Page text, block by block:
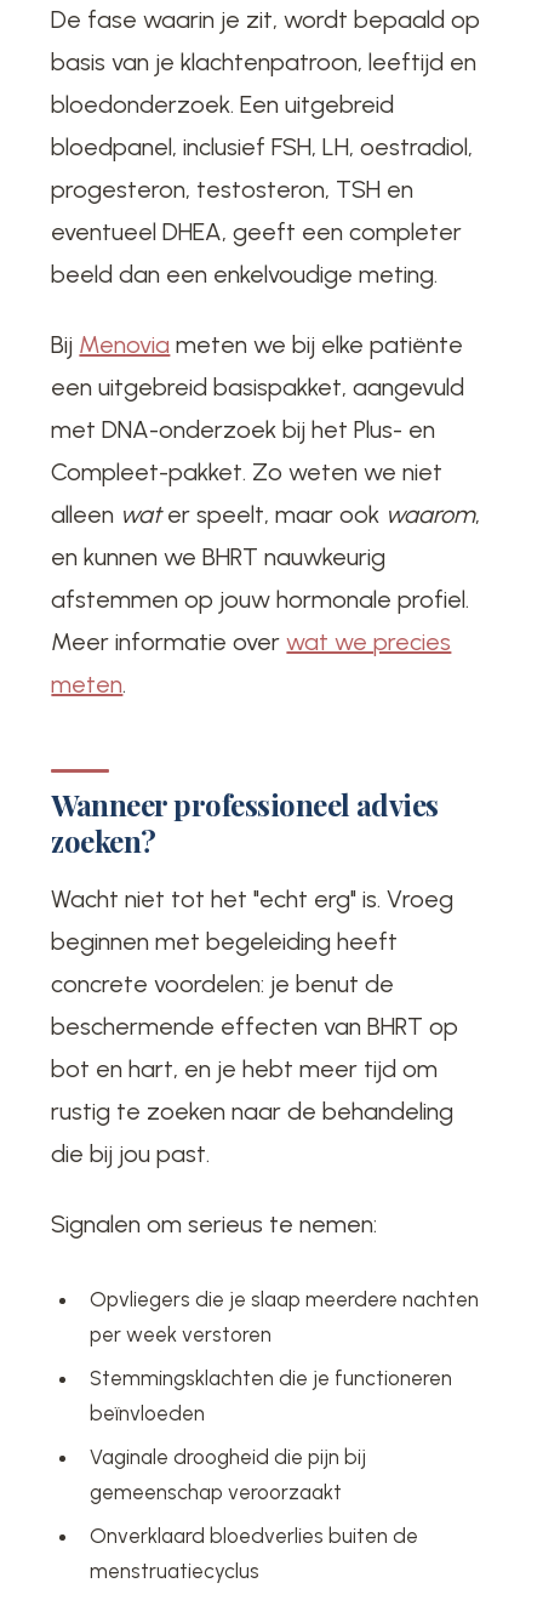
De fase waarin je zit, wordt bepaald op
basis van je klachtenpatroon, leeftijd en
bloedonderzoek. Een uitgebreid
bloedpanel, inclusief FSH, LH, oestradiol,
progesteron, testosteron, TSH en
eventueel DHEA, geeft een completer
beeld dan een enkelvoudige meting.
Bij Menovia meten we bij elke patiënte
een uitgebreid basispakket, aangevuld
met DNA-onderzoek bij het Plus- en
Compleet-pakket. Zo weten we niet
alleen water speelt, maar ook waarom,
en kunnen we BHRT nauwkeurig
afstemmen op jouw hormonale profiel.
Meer informatie overwat we precies
meten.
Wanneer professioneel advies
zoeken?
Wacht niet tot het "echt erg" is. Vroeg
beginnen met begeleiding heeft
concrete voordelen: je benut de
beschermende effecten van BHRT op
bot en hart, en je hebt meer tijd om
rustig te zoeken naar de behandeling
die bij jou past.
Signalen om serieus te nemen:
Opvliegers die je slaap meerdere nachten
per week verstoren
Stemmingsklachten die je functioneren
beïnvloeden
Vaginale droogheid die pijn bij
gemeenschap veroorzaakt
Onverklaard bloedverlies buiten de
menstruatiecyclus